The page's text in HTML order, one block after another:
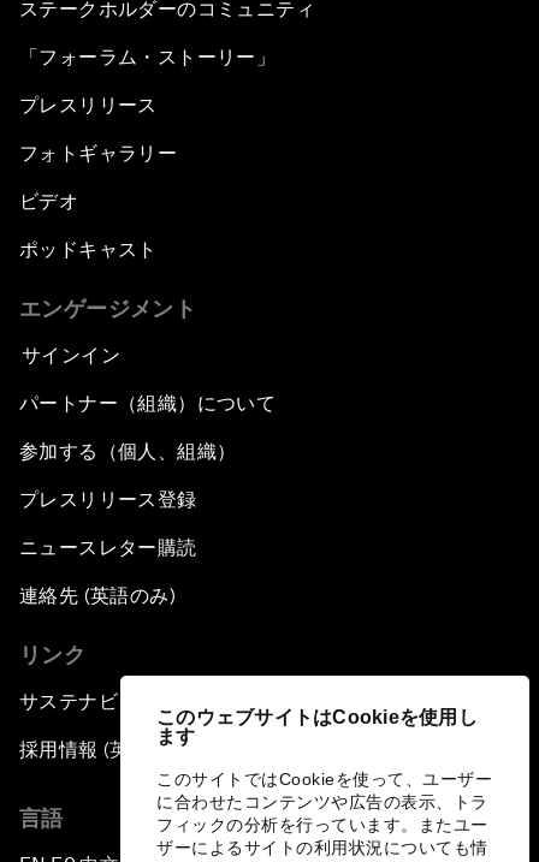
このウェブサイトはCookieを使用し
ます
このサイトではCookieを使って、ユーザー
に合わせたコンテンツや広告の表示、トラ
フィックの分析を行っています。またユー
ザーによるサイトの利用状況についても情
ステークホルダーのコミュニティ
「フォーラム・ストーリー」
プレスリリース
フォトギャラリー
ビデオ
ポッドキャスト
エンゲージメント
サインイン
パートナー（組織）について
参加する（個人、組織）
プレスリリース登録
ニュースレター購読
連絡先 (英語のみ)
リンク
サステナビリティへの取り組み
採用情報 (英語のみ)
言語